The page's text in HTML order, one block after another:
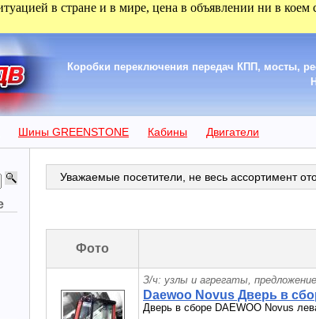
в стране и в мире, цена в объявлении ни в коем
Коробки переключения передач КПП, мосты,
Шины GREENSTONE Кабины Двигатели
Уважаемые посетители, не весь ассортимент
Фото
З/ч: узлы и агрегаты,
Daewoo Novus Дверь в
Дверь в сборе DAEWOO Novus